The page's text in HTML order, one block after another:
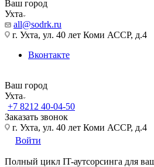
Ваш город
Ухта
all@sodrk.ru
г. Ухта, ул. 40 лет Коми АССР, д.4
Вконтакте
Ваш город
Ухта
+7 8212 40-04-50
Заказать звонок
г. Ухта, ул. 40 лет Коми АССР, д.4
Войти
Полный цикл IT-аутсорсинга для